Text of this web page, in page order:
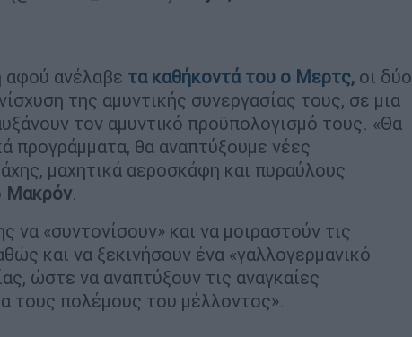
αφού ανέλαβε τα καθήκοντά του ο Μερτς, οι δύο
της αμυντικής συνεργασίας τους, σε μια
τον αμυντικό προϋπολογισμό τους. «Θα
προγράμματα, θα αναπτύξουμε νέες
μαχητικά αεροσκάφη και πυραύλους
Μακρόν.
να «συντονίσουν» και να μοιραστούν τις
και να ξεκινήσουν ένα «γαλλογερμανικό
ώστε να αναπτύξουν τις αναγκαίες
τους πολέμους του μέλλοντος».